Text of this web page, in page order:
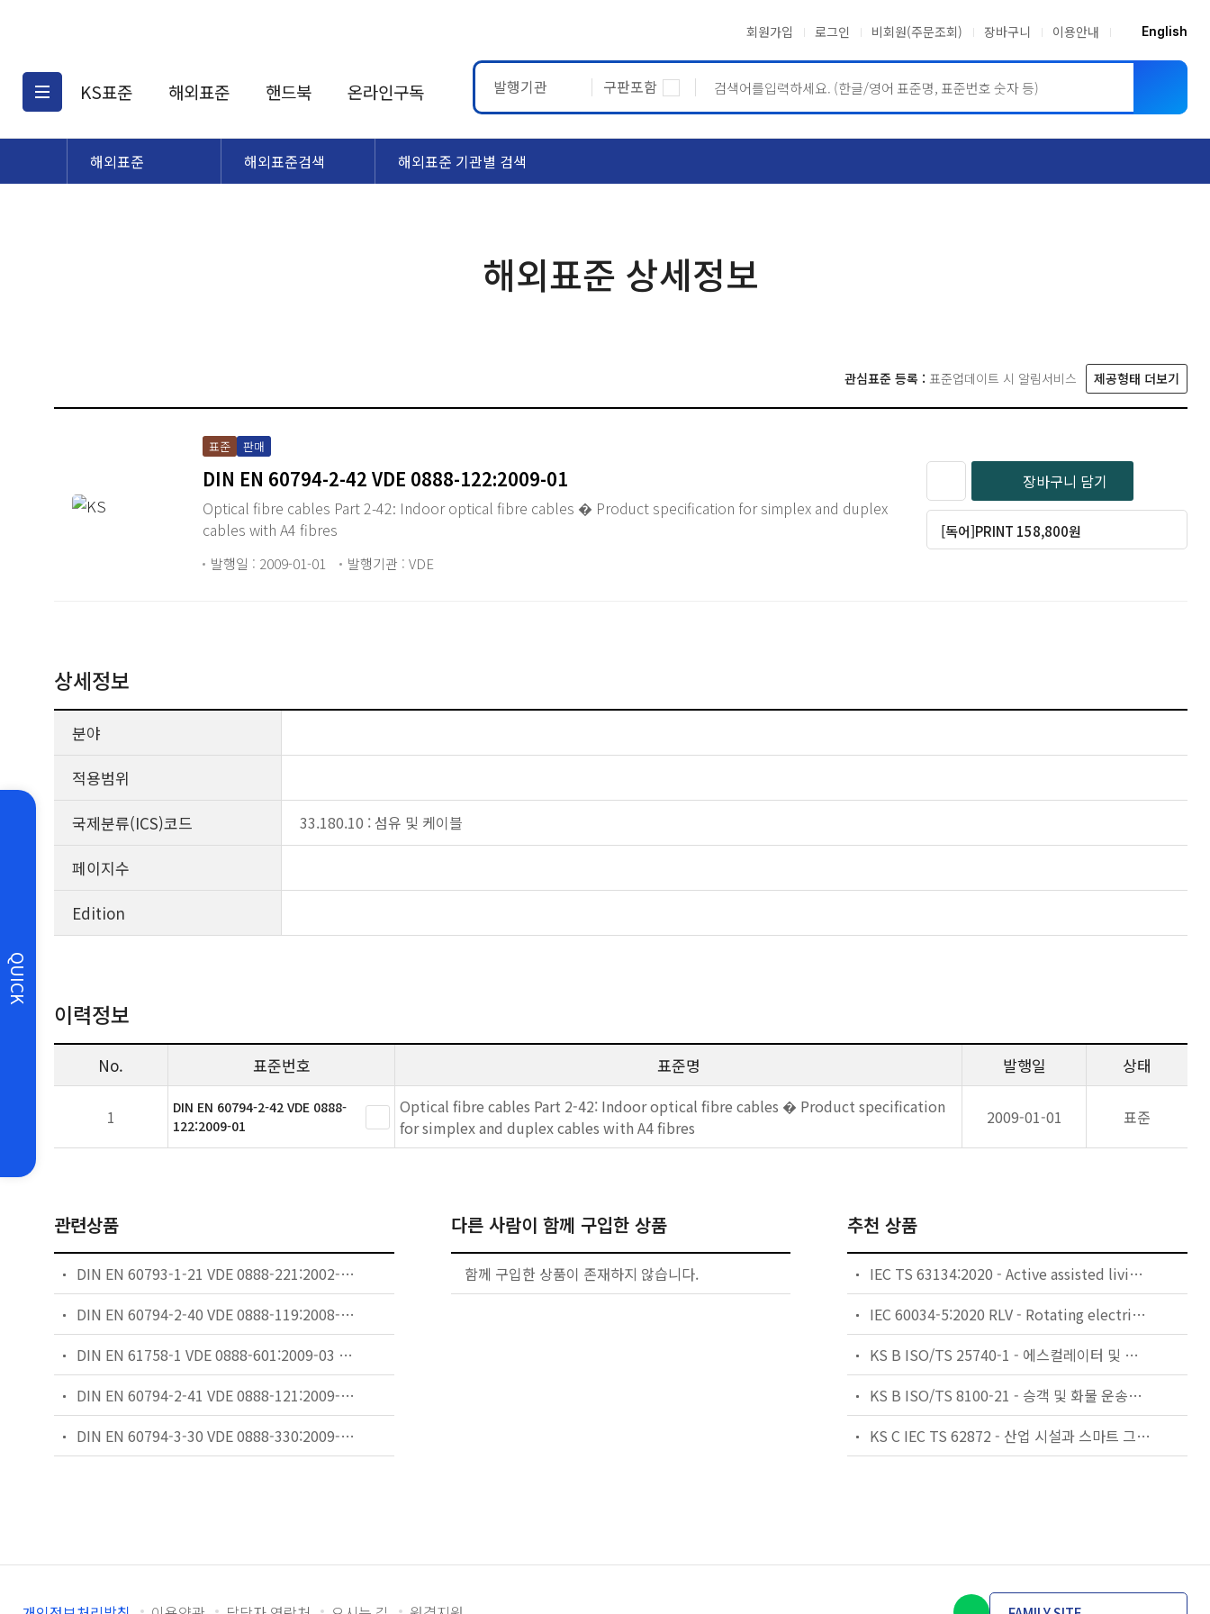
회원가입 로그인 비회원(주문조회) 장바구니 이용안내 English
KS표준
KS표준검색
해외표준
해외표준검색
핸드북 온라인구독 발행기관 구판포함
QUICK
해외표준 해외표준검색 해외표준 기관별 검색
해외표준 상세정보
관심표준 등록 : 표준업데이트 시 알림서비스 제공형태 더보기
표준 판매
DIN EN 60794-2-42 VDE 0888-122:2009-01
Optical fibre cables Part 2-42: Indoor optical fibre cables � Product specification for simplex and duplex
cables with A4 fibres
발행일 : 2009-01-01 발행기관 : VDE
장바구니 담기
[독어]PRINT 158,800원
상세정보
분야
적용범위
국제분류(ICS)코드
33.180.10 : 섬유 및 케이블
페이지수
Edition
이력정보
No. 표준번호 표준명 발행일 상태
1
DIN EN 60794-2-42 VDE 0888-
122:2009-01
Optical fibre cables Part 2-42: Indoor optical fibre cables � Product specification
for simplex and duplex cables with A4 fibres
2009-01-01 표준
관련상품
DIN EN 60793-1-21 VDE 0888-221:2002-11 - Optical fibres Measurement methods and test procedures - Coating geometry
DIN EN 60794-2-40 VDE 0888-119:2008-12 - Optical fibre cables Part 2-40: Indoor optical fibre cables � Family specification for A4 fibre cables
DIN EN 61758-1 VDE 0888-601:2009-03 - Fibre optic interconnecting devices and passive components � Interface standard for closures Part 1: General and guidance
DIN EN 60794-2-41 VDE 0888-121:2009-05 - Optical fibre cables Part 2-41: Indoor cables � Product specification for simplex and duplex buffered A4 fibres
DIN EN 60794-3-30 VDE 0888-330:2009-07 - Optical fibre cables Part 3-30: Outdoor cables � Family specification for optical telecommunication cables for lakes, river crossings and coastal application
다른 사람이 함께 구입한 상품
함께 구입한 상품이 존재하지 않습니다.
추천 상품
IEC TS 63134:2020 - Active assisted living (AAL) use cases
IEC 60034-5:2020 RLV - Rotating electrical machines - Part 5: Degrees of protection provided by the integral design of rotating electrical machines (IP code) - Classification
KS B ISO/TS 25740-1 - 에스컬레이터 및 무빙워크에 대한 안전요건 — 제1부: 세계공통 필수 안전요건(GESRs)
KS B ISO/TS 8100-21 - 승객 및 화물 운송용 엘리베이터 —제21부: 세계공통 필수안전요건(GESRs)을 충족하는 세계공통 안전 파라미터(GSPs)
KS C IEC TS 62872 - 산업 시설과 스마트 그리드 사이의 산업 공정 측정, 제어 및 자동화 시스템 인터페이스